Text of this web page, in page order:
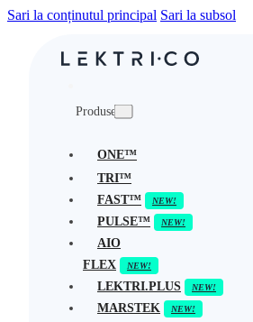
Sari la conținutul principal Sari la subsol
Produse
ONE™
TRI™
FAST™
PULSE™
AIO
FLEX
LEKTRI.PLUS
MARSTEK